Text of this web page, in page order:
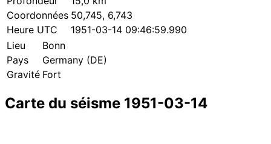
Coordonnées 50,745, 6,743
Heure UTC
1951-03-14 09:46:59.990
Lieu
Bonn
Pays
Germany (DE)
Gravité Fort
Carte du séisme 1951-03-14